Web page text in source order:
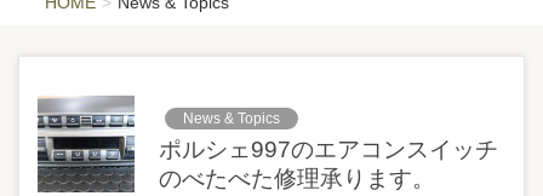
News & Topics
ポルシェ997のエアコンスイッチ
のべたべた修理承ります。